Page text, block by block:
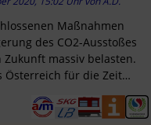
Maßnahmen
des CO2-Ausstoßes
massiv belasten.
Österreich für die Zeit